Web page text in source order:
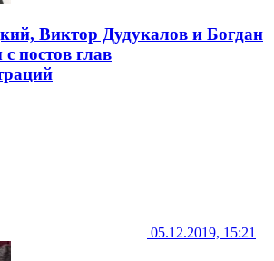
Виктор Дудукалов и Богдан
постов глав
05.12.2019, 15:21